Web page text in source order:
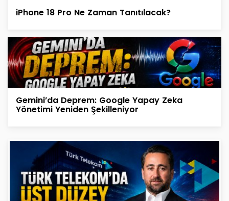
iPhone 18 Pro Ne Zaman Tanıtılacak?
Gemini’da Deprem: Google Yapay Zeka
Yönetimi Yeniden Şekilleniyor